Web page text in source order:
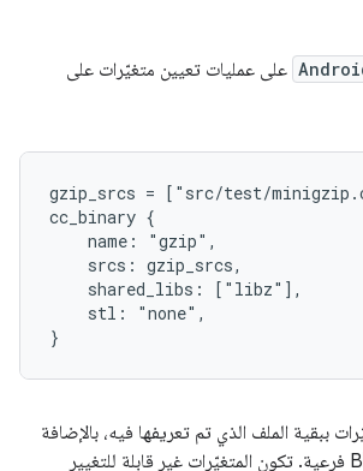
على عمليات تعيين متغيّرات على
gzip_srcs = ["src/test/
cc_binary {
    name: "gzip",
    srcs: gzip_srcs,
    shared_libs: ["libz"],
    stl: "none",
ببقية الملف الذي تم تعريفها فيه، بالإضافة
إلى أي ملفات Blueprint فرعية. تكون المتغيّرات غير قابلة للتغيير